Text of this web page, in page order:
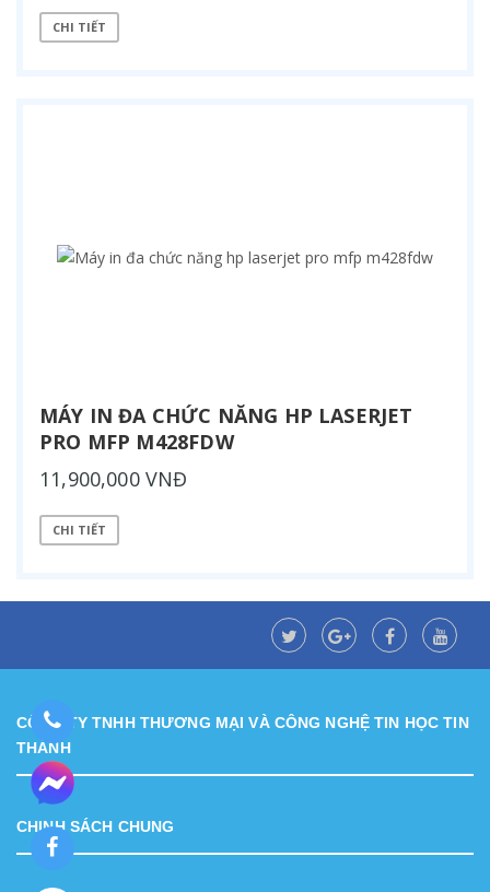
CHI TIẾT
MÁY IN ĐA CHỨC NĂNG HP LASERJET
PRO MFP M428FDW
11,900,000 VNĐ
CHI TIẾT
CÔNG TY TNHH THƯƠNG MẠI VÀ CÔNG NGHỆ TIN HỌC TIN
THÀNH
CHINH SÁCH CHUNG